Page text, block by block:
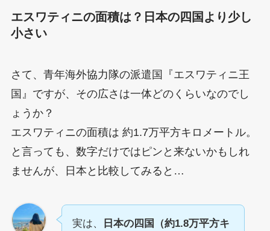
エスワティニの面積は？日本の四国より少し
小さい
さて、青年海外協力隊の派遣国『エスワティニ王
国』ですが、その広さは一体どのくらいなのでし
ょうか？
エスワティニの面積は 約1.7万平方キロメートル。
と言っても、数字だけではピンと来ないかもしれ
ませんが、日本と比較してみると…
実は、
日本の四国（約1.8万平方キ